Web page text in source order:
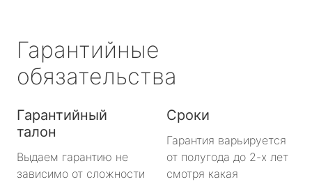
Гарантийные
обязательства
Гарантийный
талон
Выдаем гарантию не
зависимо от сложности
Сроки
Гарантия варьируется
от полугода до 2-х лет
смотря какая